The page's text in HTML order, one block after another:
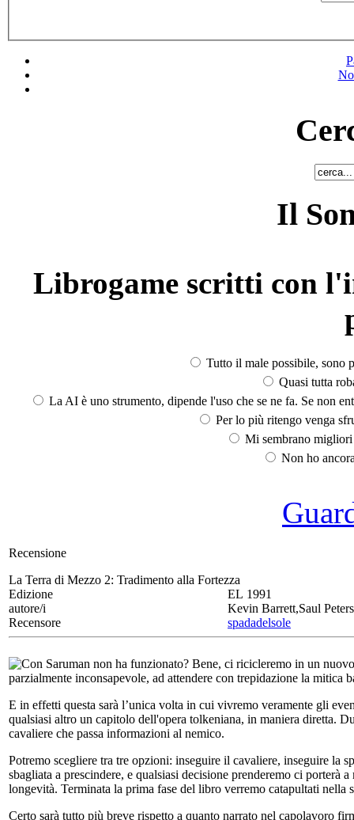
Il
Librogame scritti con
Tutto il male possibile, sono
Quasi tutta
La AI è uno strumento, dipende l'uso che se ne fa. Se non
Per lo più ritengo venga
Mi sembrano
Non ho
Recensione
La Terra di Mezzo 2: Tradimento alla Fortezza
Edizione
EL 1991
autore/i
Kevin Barrett,Saul Peters
Recensore
spadadelsole
Con Saruman non ha funzionato? Bene, ci ricicleremo in un
parzialmente inconsapevole, ad attendere con trepidazione la mitica
E in effetti questa sarà l’unica volta in cui vivremo veramente gli
qualsiasi altro un capitolo dell'opera tolkeniana, in maniera diretta.
cavaliere che passa informazioni al nemico.
Potremo scegliere tra tre opzioni: inseguire il cavaliere, inseguire la
sbagliata a prescindere, e qualsiasi decisione prenderemo ci
longevità. Terminata la prima fase del libro verremo catapultati
Certo sarà tutto più breve rispetto a quanto narrato nel capolavoro